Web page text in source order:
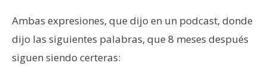
n
á
Ambas expresiones, que dijo en un podcast, donde
dijo las siguientes palabras, que 8 meses después
siguen siendo certeras: